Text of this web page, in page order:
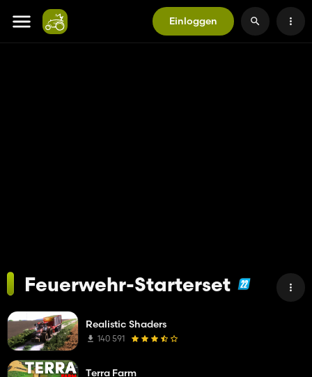
Einloggen
Feuerwehr-Starterset
Realistic Shaders
140 591
Terra Farm